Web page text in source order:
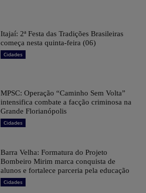
​Itajaí: 2ª Festa das Tradições Brasileiras
começa nesta quinta-feira (06)
Cidades
MPSC: Operação “Caminho Sem Volta”
intensifica combate a facção criminosa na
Grande Florianópolis
Cidades
Barra Velha: Formatura do Projeto
Bombeiro Mirim marca conquista de
alunos e fortalece parceria pela educação
Cidades